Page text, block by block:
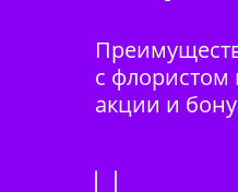
с флористом
акции и